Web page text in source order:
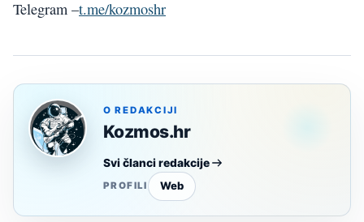
Telegram –t.me/kozmoshr
O REDAKCIJI
Kozmos.hr
Svi članci redakcije
PROFILI Web